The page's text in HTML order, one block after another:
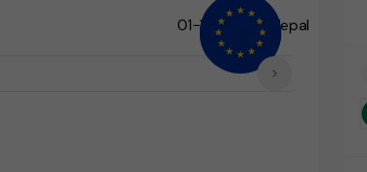
01-100908 / Mepal